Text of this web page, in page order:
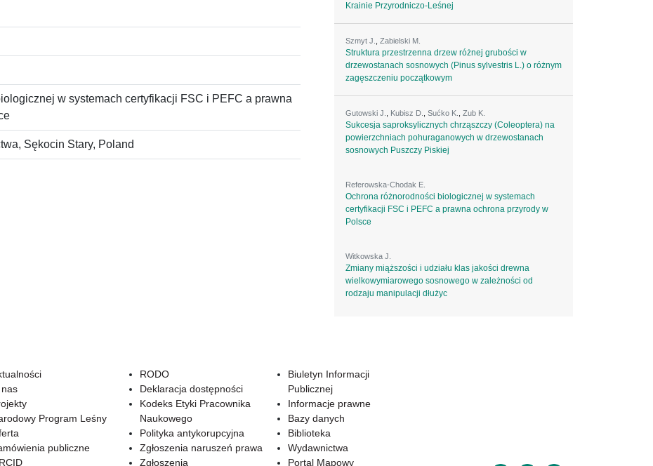
w systemach certyfikacji FSC i PEFC a prawna
Sękocin Stary, Poland
Krainie Przyrodniczo-Leśnej
Szmyt J. Zabielski M.
Struktura przestrzenna drzew różnej grubości w
drzewostanach sosnowych (Pinus sylvestris L.) o różnym
zagęszczeniu początkowym
Gutowski J. Kubisz D. Sućko K. Zub K.
Sukcesja saproksylicznych chrząszczy (Coleoptera) na
powierzchniach pohuraganowych w drzewostanach
sosnowych Puszczy Piskiej
Referowska-Chodak E.
Ochrona różnorodności biologicznej w systemach
certyfikacji FSC i PEFC a prawna ochrona przyrody w
Polsce
Witkowska J.
Zmiany miąższości i udziału klas jakości drewna
wielkowymiarowego sosnowego w zależności od
rodzaju manipulacji dłużyc
Program Leśny
publiczne
RODO
Deklaracja dostępności
Kodeks Etyki Pracownika
Naukowego
Polityka antykorupcyjna
Zgłoszenia naruszeń prawa
Zgłoszenia
Biuletyn Informacji
Publicznej
Informacje prawne
Bazy danych
Biblioteka
Wydawnictwa
Portal Mapowy